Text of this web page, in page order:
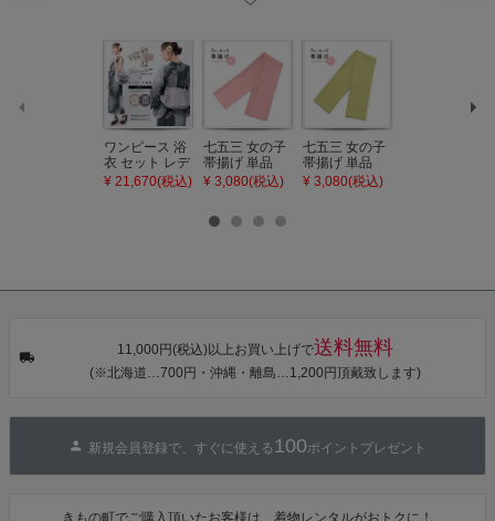
ワンピース 浴
衣 セット レデ
ィース 吸水速
乾 ポリエステ
タン・夜の葉
カシュクール
ワンピース 簡
単着付け 大人
¥ 21,670(税込)
七五三 女の子
帯揚げ 単品
「灰桃色」日
本製 7歳 女児
びあげ 和装 着
【メール便不
¥ 3,080(税込)
七五三 女の子
帯揚げ 単品
「若葉色」日
本製 7歳 女児
【メール便不
¥ 3,080(税込)
【メール便不
11,000円(税込)以上お買い上げで送料無料
(※北海道…700円・沖縄・離島…1,200円頂戴致します)
新規会員登録で、すぐに使える 100ポイントプレゼント
きもの町でご購入頂いたお客様は、着物レンタルがおトクに！